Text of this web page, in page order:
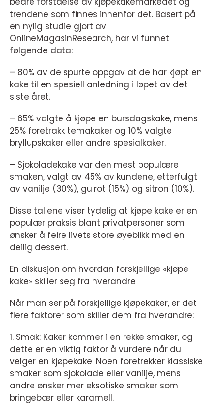
trendene som finnes innenfor det. Basert på
en nylig studie gjort av
OnlineMagasinResearch, har vi funnet
følgende data:
– 80% av de spurte oppgav at de har kjøpt en
kake til en spesiell anledning i løpet av det
siste året.
– 65% valgte å kjøpe en bursdagskake, mens
25% foretrakk temakaker og 10% valgte
bryllupskaker eller andre spesialkaker.
– Sjokoladekake var den mest populære
smaken, valgt av 45% av kundene, etterfulgt
av vanilje (30%), gulrot (15%) og sitron (10%).
Disse tallene viser tydelig at kjøpe kake er en
populær praksis blant privatpersoner som
ønsker å feire livets store øyeblikk med en
deilig dessert.
En diskusjon om hvordan forskjellige «kjøpe
kake» skiller seg fra hverandre
Når man ser på forskjellige kjøpekaker, er det
flere faktorer som skiller dem fra hverandre:
1. Smak: Kaker kommer i en rekke smaker, og
dette er en viktig faktor å vurdere når du
velger en kjøpekake. Noen foretrekker klassiske
smaker som sjokolade eller vanilje, mens
andre ønsker mer eksotiske smaker som
bringebær eller karamell.